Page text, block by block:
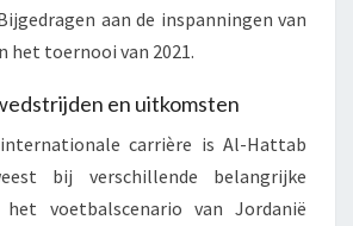
aan de inspanningen van
het toernooi van 2021.
en uitkomsten
carrière is Al-Hattab
bij verschillende belangrijke
voetbalscenario van Jordanië